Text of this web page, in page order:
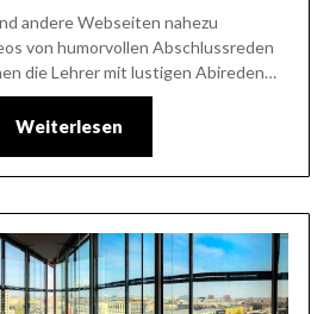
andere Webseiten nahezu
von humorvollen Abschlussreden
die Lehrer mit lustigen Abireden…
Weiterlesen